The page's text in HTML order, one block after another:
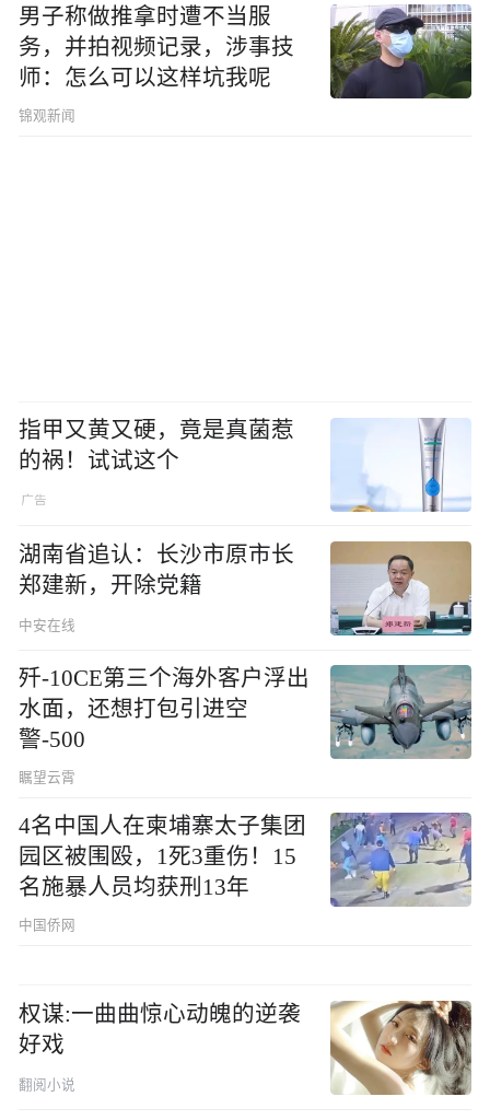
男子称做推拿时遭不当服
务，并拍视频记录，涉事技
师：怎么可以这样坑我呢
锦观新闻
指甲又黄又硬，竟是真菌惹
的祸！试试这个
湖南省追认：长沙市原市长
郑建新，开除党籍
中安在线
歼-10CE第三个海外客户浮出
水面，还想打包引进空
警-500
瞩望云霄
4名中国人在柬埔寨太子集团
园区被围殴，1死3重伤！15
名施暴人员均获刑13年
中国侨网
权谋:一曲曲惊心动魄的逆袭
好戏
翻阅小说